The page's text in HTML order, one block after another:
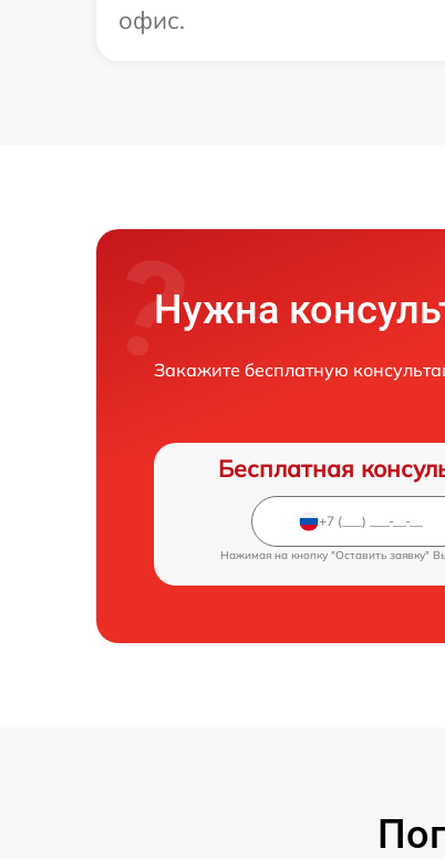
офис.
Нужна
Закажите бесплатную
Бесплатная
Нажимая на кнопку "Оставить заявку"